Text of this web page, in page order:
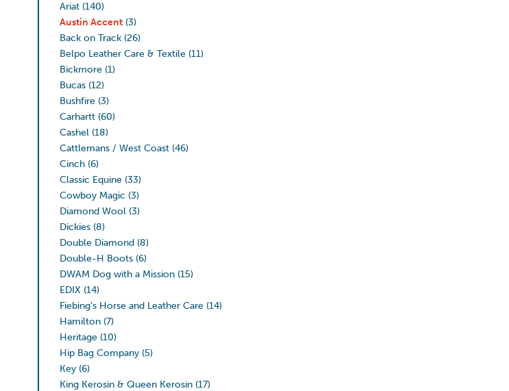
Ariat (140)
Austin Accent (3)
Back on Track (26)
Belpo Leather Care & Textile (11)
Bickmore (1)
Bucas (12)
Bushfire (3)
Carhartt (60)
Cashel (18)
Cattlemans / West Coast (46)
Cinch (6)
Classic Equine (33)
Cowboy Magic (3)
Diamond Wool (3)
Dickies (8)
Double Diamond (8)
Double-H Boots (6)
DWAM Dog with a Mission (15)
EDIX (14)
Fiebing’s Horse and Leather Care (14)
Hamilton (7)
Heritage (10)
Hip Bag Company (5)
Key (6)
King Kerosin & Queen Kerosin (17)